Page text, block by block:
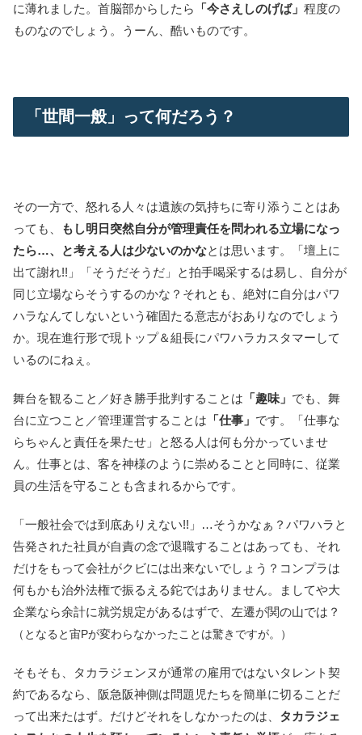
に薄れました。首脳部からしたら
「今さえしのげば」 程度の
ものなのでしょう。うーん、酷いものです。
「世間一般」って何だろう？
その一方で、怒れる人々は遺族の気持ちに寄り添うことはあ
っても、
もし明日突然自分が管理責任を問われる立場になっ
たら…、と考える人は少ないのかなとは思います。「壇上に
出て謝れ!!」「そうだそうだ」と拍手喝采するは易し、自分が
同じ立場ならそうするのかな？それとも、絶対に自分はパワ
ハラなんてしないという確固たる意志がおありなのでしょう
か。現在進行形で現トップ＆組長にパワハラカスタマーして
いるのにねぇ。
舞台を観ること／好き勝手批判することは 「趣味」 でも、舞
台に立つこと／管理運営することは 「仕事」 です。「仕事な
らちゃんと責任を果たせ」と怒る人は何も分かっていませ
ん。仕事とは、客を神様のように崇めることと同時に、従業
員の生活を守ることも含まれるからです。
「一般社会では到底ありえない!!」…そうかなぁ？パワハラと
告発された社員が自責の念で退職することはあっても、それ
だけをもって会社がクビには出来ないでしょう？コンプラは
何もかも治外法権で振るえる鉈ではありません。ましてや大
企業なら余計に就労規定があるはずで、左遷が関の山では？
（となると宙Pが変わらなかったことは驚きですが。）
そもそも、タカラジェンヌが通常の雇用ではないタレント契
約であるなら、阪急阪神側は問題児たちを簡単に切ることだ
って出来たはず。だけどそれをしなかったのは、 タカラジェ